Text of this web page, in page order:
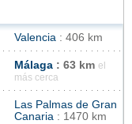
Valencia : 406 km
Málaga : 63 km el
más cerca
Las Palmas de Gran
Canaria : 1470 km